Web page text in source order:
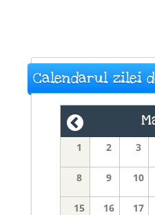
Calendarul zilei
1 2 3
8 9 10
15 16 17